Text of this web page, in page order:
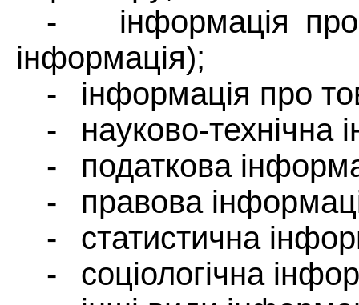
-
інформація
інформація);
-
інформація про
-
науково-технічна
-
податкова
-
правова
-
статистична
-
соціологічна